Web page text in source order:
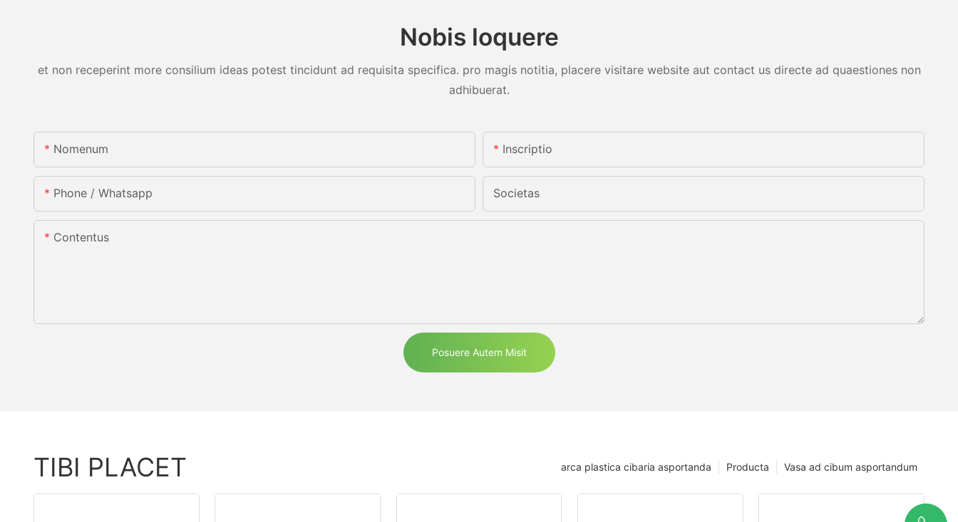
Nobis loquere
et non receperint more consilium ideas potest tincidunt ad requisita specifica. pro magis notitia, placere visitare website aut contact us directe ad quaestiones non
adhibuerat.
Nomenum Inscriptio
Phone / Whatsapp Societas
Contentus
Posuere Autem Misit
TIBI PLACET Vasa ad cibum asportandum
Producta
arca plastica cibaria asportanda